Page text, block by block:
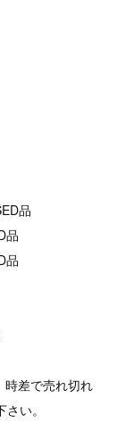
品
品
品
時差で売れ切れ
い。